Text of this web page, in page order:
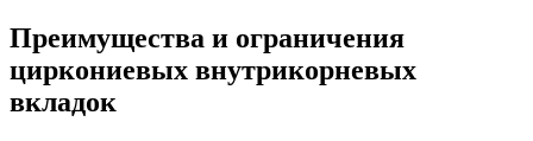
Преимущества и ограничения
циркониевых внутрикорневых
вкладок